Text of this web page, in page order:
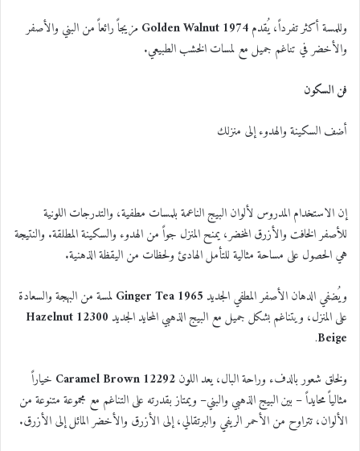
وللمسة أكثر تفرداً، يُقدم1974 Golden Walnut
مزيجاً رائعاً من البني والأصفر
والأخضر في تناغم جميل مع لمسات الخشب الطبيعي.
فن السكون
أضف السكينة والهدوء إلى منزلك
إن الاستخدام المدروس لألوان البيج الناعمة بلمسات مطفية، والتدرجات اللونية
للأصفر الخافت والأزرق المخضر، يمنح المنزل جواً من الهدوء والسكينة المطلقة. والنتيجة
هي الحصول على مساحة مثالية للتأمل الهادئ ولحظات من اليقظة الذهنية.
ويُضفي الدهان الأصفر المطفي الجديد 1965 Ginger Tea
لمسة من البهجة والسعادة
على المنزل، ويتناغم بشكل جميل مع البيج الذهبي المحايد الجديد
12300 Hazelnut
Beige
.
ولخلق شعور بالدفء وراحة البال، يعد اللون12292 Caramel Brown
خياراً
مثالياً محايداً – بين البيج الذهبي والبني– ويمتاز بقدرته على التناغم مع مجموعة متنوعة من
الألوان، تتراوح من الأحمر الريفي والبرتقالي، إلى الأزرق والأخضر المائل إلى الأزرق.